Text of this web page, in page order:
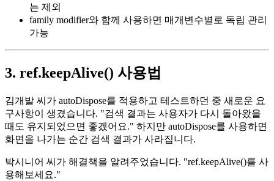
는 제외
family modifier와 함께 사용하면 매개변수별로 독립 관리
가능
3. ref.keepAlive() 사용법
김개발 씨가 autoDispose를 적용하고 테스트하던 중 새로운 요
구사항이 생겼습니다. "검색 결과는 사용자가 다시 돌아왔을
때도 유지되었으면 좋겠어요." 하지만 autoDispose를 사용하면
화면을 나가는 순간 검색 결과가 사라집니다.
박시니어 씨가 해결책을 알려주었습니다. "ref.keepAlive()를 사
용해보세요."